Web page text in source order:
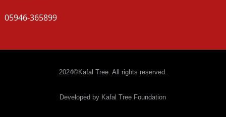
05946-365899
2024©Kafal Tree. All rights reserved.
Developed by Kafal Tree Foundation